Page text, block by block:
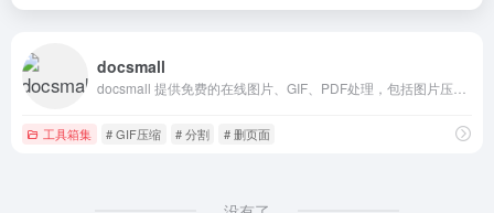
docsmall
工具箱集 # GIF压缩 # 分割 # 删页面